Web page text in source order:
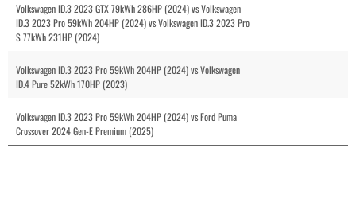
Volkswagen ID.3 2023 GTX 79kWh 286HP (2024) vs Volkswagen
ID.3 2023 Pro 59kWh 204HP (2024) vs Volkswagen ID.3 2023 Pro
S 77kWh 231HP (2024)
Volkswagen ID.3 2023 Pro 59kWh 204HP (2024) vs Volkswagen
ID.4 Pure 52kWh 170HP (2023)
Volkswagen ID.3 2023 Pro 59kWh 204HP (2024) vs Ford Puma
Crossover 2024 Gen-E Premium (2025)